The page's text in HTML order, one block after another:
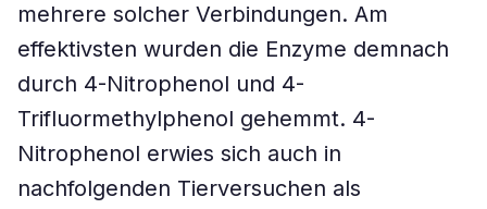
mehrere solcher Verbindungen. Am
effektivsten wurden die Enzyme demnach
durch 4-Nitrophenol und 4-
Trifluormethylphenol gehemmt. 4-
Nitrophenol erwies sich auch in
nachfolgenden Tierversuchen als